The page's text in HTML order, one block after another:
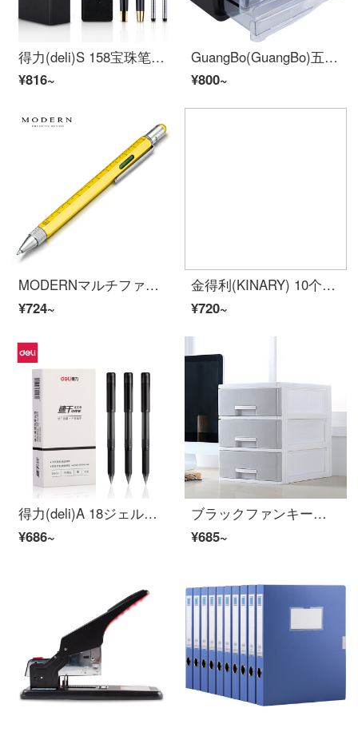
得力(deli)S 158宝珠笔署名ぺン0.5 mm弾丸头(亮黑)金属ジェルペン黒ペン男性女性ビジネンプレゼント
¥816~
GuangBo(GuangBo)五层机面文库/档案柜/资料柜/办公室用品灰黑色兰达姆系统包WJK 9266
¥800~
MODERNマルチファンクションドライバー直尺ツルペン金属学生署名ページボールペン無料刻印創造性ビギネプレゼント会社カスタムLOGO黄色
¥724~
金得利(KINARY) 10个装 60mm牢固耐用粘扣档案盒A4加厚文件资料盒3寸财务凭证收纳盒 F38-10 蓝色
¥720~
得力(deli)A 18ジェルペ学生用速乾ペン0.5 mm炭素ペンnes試験ペンすり黒【36本/組】
¥686~
ブラックファンキープラスチック引出し式資料オーフ収蔵物ファイル棚の大サイズ3階灰色オーフ用品
¥685~